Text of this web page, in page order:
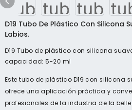
D19 Tubo De Plástico Con Silicona
Labios.
D19 Tubo de plástico con silicona
capacidad: 5-20 ml
Este tubo de plástico D19 con silicona
ofrece una aplicación práctica y
profesionales de la industria de la